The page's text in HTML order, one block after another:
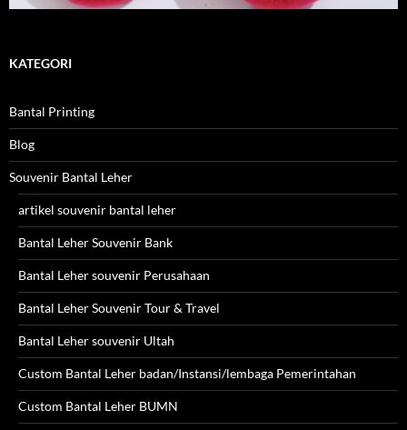
KATEGORI
Bantal Printing
Blog
Souvenir Bantal Leher
artikel souvenir bantal leher
Bantal Leher Souvenir Bank
Bantal Leher souvenir Perusahaan
Bantal Leher Souvenir Tour & Travel
Bantal Leher souvenir Ultah
Custom Bantal Leher badan/Instansi/lembaga Pemerintahan
Custom Bantal Leher BUMN